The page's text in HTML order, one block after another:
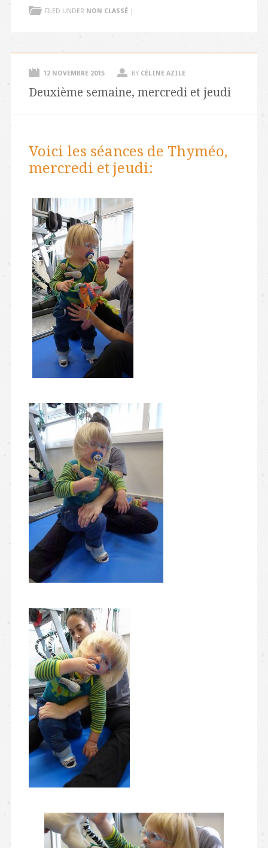
FILED UNDER NON CLASSÉ |
12 NOVEMBRE 2015 BY CÉLINE AZILE
Deuxième semaine, mercredi et jeudi
Voici les séances de Thyméo,
mercredi et jeudi: